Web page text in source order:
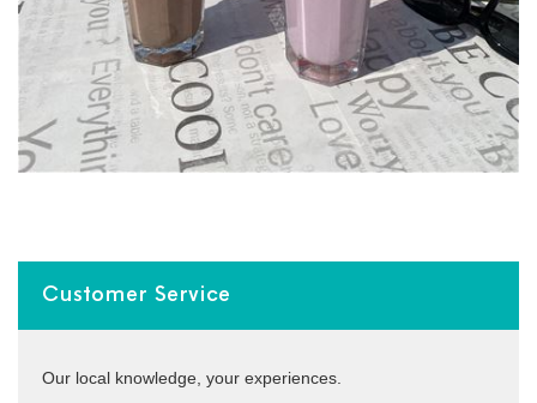
Customer Service
Our local knowledge, your experiences.